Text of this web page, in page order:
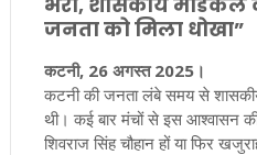
भरो, शासकीय
जनता को मिला धोखा”
कटनी, 26 अगस्त 2025।
कटनी की जनता लंबे समय से
थी। कई बार मंचों से इस आश्वासन
शिवराज सिंह चौहान हों या फिर